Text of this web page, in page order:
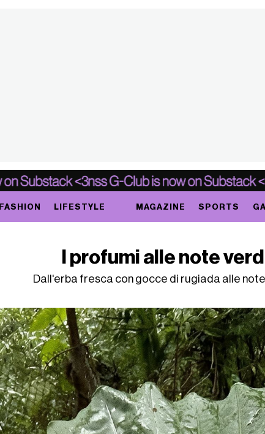
FASHION LIFESTYLE MAGAZINE SPORTS
I profumi alle note
Dall'erba fresca con gocce di rugiada alle